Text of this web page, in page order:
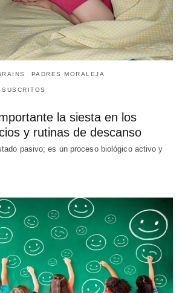
PADRES MORALEJA
SUSCRITOS
la siesta en los
y rutinas de descanso
pasivo; es un proceso biológico activo y